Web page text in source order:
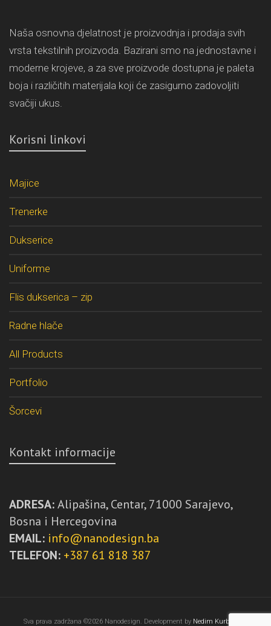
Naša osnovna djelatnost je proizvodnja i prodaja svih
vrsta tekstilnih proizvoda. Bazirani smo na jednostavne i
moderne krojeve, a za sve proizvode dostupna je paleta
boja i različitih materijala koji će zasigurno zadovoljiti
svačiji ukus.
Korisni linkovi
Majice
Trenerke
Dukserice
Uniforme
Flis dukserica – zip
Radne hlače
All Products
Portfolio
Šorcevi
Kontakt informacije
ADRESA:Alipašina, Centar, 71000 Sarajevo,
Bosna i Hercegovina
EMAIL: info@nanodesign.ba
TELEFON: +387 61 818 387
Sva prava zadržana ©2026 Nanodesign. Development by Nedim Kurbegović